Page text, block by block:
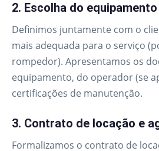
2. Escolha do
Definimos juntamente com o
mais adequada para o serviço
rompedor). Apresentamos os
equipamento, do operador (se
certificações de manutenção.
3. Contrato de locação e
Formalizamos o contrato de